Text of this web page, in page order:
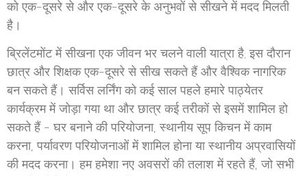
को एक-दूसरे से और एक-दूसरे के अनुभवों से सीखने में मदद मिलती
है।
ब्रिलेंटमोंट में सीखना एक जीवन भर चलने वाली यात्रा है; इस दौरान
छात्र और शिक्षक एक-दूसरे से सीख सकते हैं और वैश्विक नागरिक
बन सकते हैं। सर्विस लर्निंग को कई साल पहले हमारे पाठ्येतर
कार्यक्रम में जोड़ा गया था और छात्र कई तरीकों से इसमें शामिल हो
सकते हैं - घर बनाने की परियोजना, स्थानीय सूप किचन में काम
करना, पर्यावरण परियोजनाओं में शामिल होना या स्थानीय अप्रवासियों
की मदद करना। हम हमेशा नए अवसरों की तलाश में रहते हैं, जो सभी